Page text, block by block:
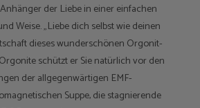
der Liebe in einer einfachen
Weise. „Liebe dich selbst wie deinen
dieses wunderschönen Orgonit-
schützt er Sie natürlich vor den
der allgegenwärtigen EMF-
Suppe, die stagnierende